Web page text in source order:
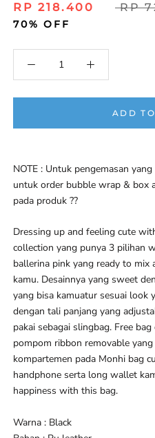
RP 218.400 RP
70% OFF
ADD
NOTE : Untuk pengemasan
untuk order bubble wrap & box
pada produk ??
Dressing up and feeling cute
collection yang punya 3 pilihan
ballerina pink yang ready to
kamu. Desainnya yang sweet
yang bisa kamuatur sesuai look
dengan tali panjang yang
pakai sebagai slingbag. Free
pompom ribbon removable
kompartemen pada Monhi bag
handphone serta long wallet
happiness with this bag.
Warna : Black